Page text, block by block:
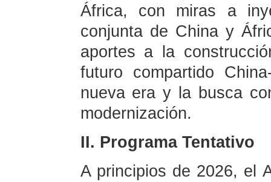
África, con miras a
conjunta de China y
aportes a la
futuro compartido
nueva era y la busca
modernización.
II. Programa Tentativo
A principios de 2026, el